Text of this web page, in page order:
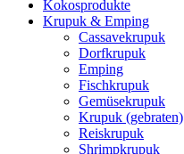
Kokosprodukte
Krupuk & Emping
Cassavekrupuk
Dorfkrupuk
Emping
Fischkrupuk
Gemüsekrupuk
Krupuk (gebraten)
Reiskrupuk
Shrimpkrupuk